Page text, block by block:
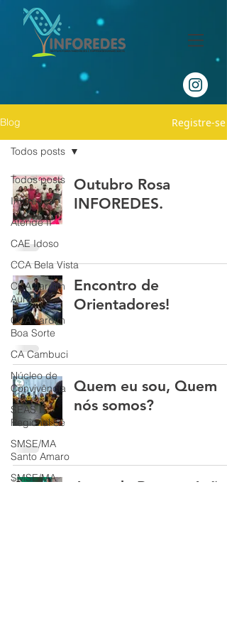
Blog Registre-se
Todos posts
Inforedes
Atende II
CAE Idoso
CCA Bela Vista
CCA Jardim
Aurélio
CCA Jardim
Boa Sorte
CA Cambuci
Núcleo de
Convivência
SEAS II
Regional Sé
SMSE/MA
Santo Amaro
SMSE/MA
Todos posts
Outubro Rosa
INFOREDES.
Encontro de
Orientadores!
Quem eu sou, Quem
nós somos?
Artes de Rua em Ação!